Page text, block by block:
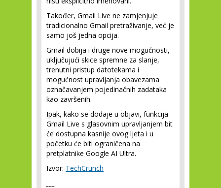
Također, Gmail Live ne zamjenjuje
tradicionalno Gmail pretraživanje, već je
samo još jedna opcija.
Gmail dobija i druge nove mogućnosti,
uključujući skice spremne za slanje,
trenutni pristup datotekama i
mogućnost upravljanja obavezama
označavanjem pojedinačnih zadataka
kao završenih.
Ipak, kako se dodaje u objavi, funkcija
Gmail Live s glasovnim upravljanjem bit
će dostupna kasnije ovog ljeta i u
početku će biti ograničena na
pretplatnike Google AI Ultra.
Izvor: TechCrunch